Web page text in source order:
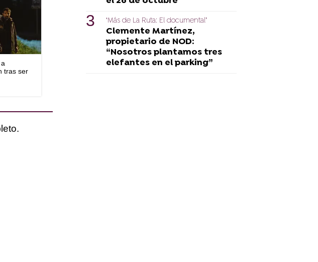
tras ser
‘Más de La Ruta: El documental’
Clemente Martínez,
propietario de NOD:
“Nosotros plantamos tres
elefantes en el parking”